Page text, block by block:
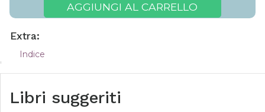
AGGIUNGI AL CARRELLO
Extra:
Indice
Libri suggeriti